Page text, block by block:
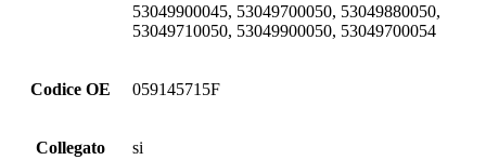
53049900045, 53049700050, 53049880050,
53049710050, 53049900050, 53049700054
Codice OE 059145715F
Collegato si